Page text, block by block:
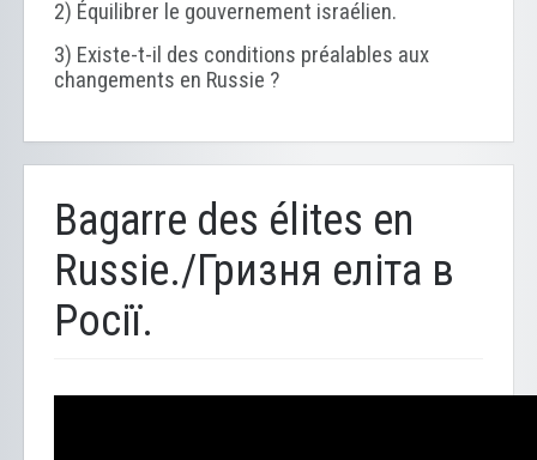
2) Équilibrer le gouvernement israélien.
3) Existe-t-il des conditions préalables aux
changements en Russie ?
Bagarre des élites en
Russie./Гризня еліта в
Росії.